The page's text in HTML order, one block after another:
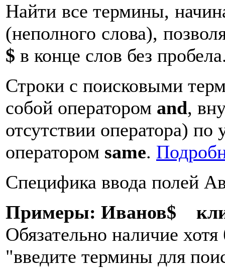
Найти все термины,
(неполного слова),
$ в конце слов без
Строки с поисковыми
собой оператором and,
отсутствии оператора)
оператором same.
Специфика ввода полей
Примеры: Иванов$
Обязательно наличие
"введите термины для